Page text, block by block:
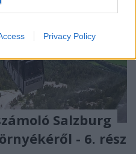
Privacy Policy
Salzburg
- 6. rész